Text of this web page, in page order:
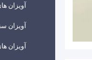
آویزان
آویزان
آویزان